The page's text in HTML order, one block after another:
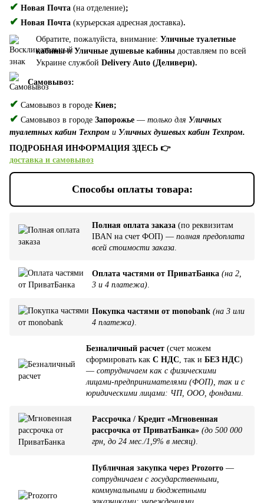
✔ Новая Почта (на отделение);
✔ Новая Почта (курьерская адресная доставка).
Обратите, пожалуйста, внимание: Уличные туалетные
кабиныи Уличные душевые кабины доставляем по всей
Украине службой Delivery Auto (Деливери).
Самовывоз:
✔ Самовывоз в городе Киев;
✔ Самовывоз в городе Запорожье — только для Уличных
туалетных кабин Техпром и Уличных душевых кабин Техпром.
ПОДРОБНАЯ ИНФОРМАЦИЯ ЗДЕСЬ 👉
доставка и самовывоз
Способы оплаты товара:
Полная оплата заказа (по реквизитам
IBAN на счет ФОП) — полная предоплата
всей стоимости заказа
Оплата частями от ПриватБанка (на 2,
3 и 4 платежа)
Покупка частями от monobank (на 3 или
4 платежа)
Безналичный расчет (счет можем
сформировать как С НДС , так и БЕЗ НДС)
— сотрудничаем как с физическими
лицами-предпринимателями (ФОП), так и с
юридическими лицами: ЧП, ООО, фондами
Рассрочка / Кредит «Мгновенная
рассрочка от ПриватБанка» (до 500 000
грн, до 24 мес./1,9% в месяц).
Публичная закупка через Prozorro —
сотрудничаем с государственными,
коммунальными и бюджетными